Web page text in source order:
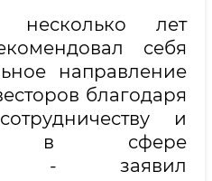
несколько лет
себя
направление
благодаря
и
в сфере
- заявил